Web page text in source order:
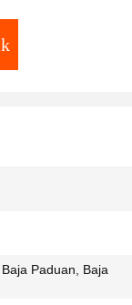
Paduan, Baja